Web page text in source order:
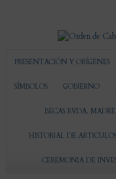
PRESENTACIÓN Y ORÍGENES
SÍMBOLOS GOBIERNO
BECAS RVDA.
HISTORIAL DE ARTICULOS
CEREMONIA DE